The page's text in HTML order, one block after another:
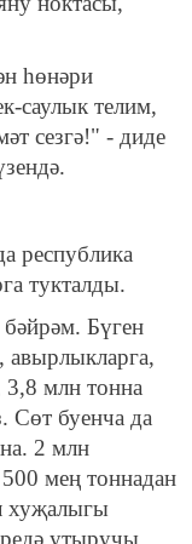
һөнәри
саулык телим,
сезгә!" - диде
республика
тукталды.
Бүген
авырлыкларга,
3,8 млн тонна
Сөт буенча да
2 млн
мең тоннадан
хуҗалыгы
утыручы